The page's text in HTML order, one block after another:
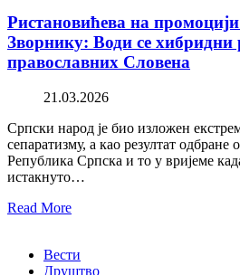
Ристановићева на
Зворнику: Води се хибридни
православних Словена
21.03.2026
Српски народ је био изложен
сепаратизму, а као резултат одбране
Република Српска и то у вријеме
истакнуто…
Read More
Вести
Друштво